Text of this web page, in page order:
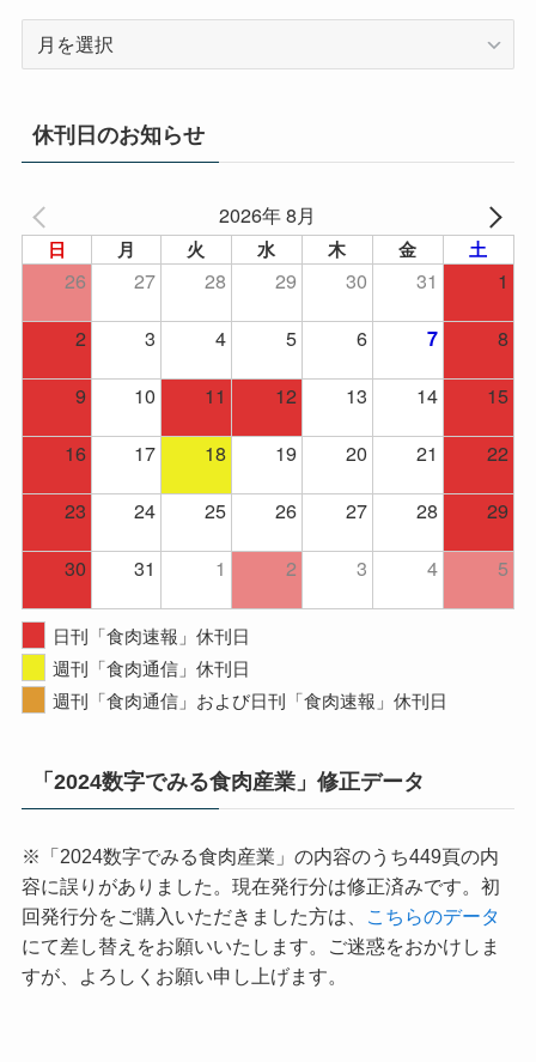
イ
ブ
休刊日のお知らせ
2026年 8月
日 月 火 水 木 金 土
26 27 28 29 30 31
1
2
3 4 5 6 7
8
9
10 11 12 13 14
15
16
17 18 19 20 21
22
23
24 25 26 27 28
29
30
31 1 2 3 4 5
日刊「食肉速報」休刊日
週刊「食肉通信」休刊日
週刊「食肉通信」および日刊「食肉速報」休刊日
「2024数字でみる食肉産業」修正データ
※「2024数字でみる食肉産業」の内容のうち449頁の内
容に誤りがありました。現在発行分は修正済みです。初
回発行分をご購入いただきました方は、
こちらのデータ
にて差し替えをお願いいたします。ご迷惑をおかけしま
すが、よろしくお願い申し上げます。